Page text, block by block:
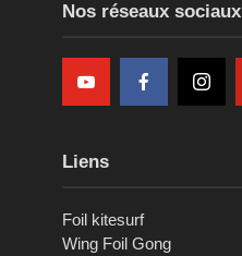
Nos réseaux sociaux
Liens
Foil kitesurf
Wing Foil Gong